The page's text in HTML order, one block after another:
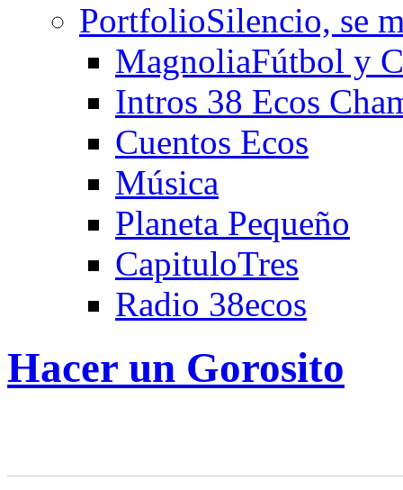
PortfolioSilencio, se
MagnoliaFútbol y
Intros 38 Ecos
Cuentos Ecos
Música
Planeta Pequeño
CapituloTres
Radio 38ecos
Hacer un Gorosito